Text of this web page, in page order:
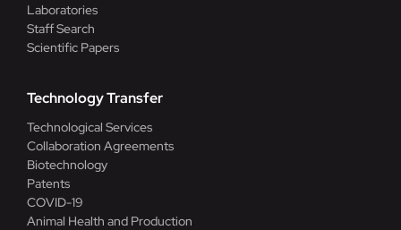
Laboratories
Staff Search
Scientific Papers
Technology Transfer
Technological Services
Collaboration Agreements
Biotechnology
Patents
COVID-19
Animal Health and Production